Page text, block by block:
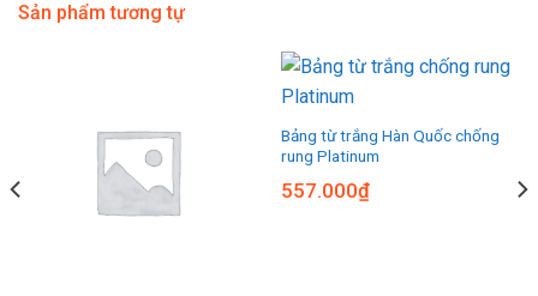
Sản phẩm tương tự
Bảng từ trắng Hàn Quốc chống
rung Platinum
557.000₫